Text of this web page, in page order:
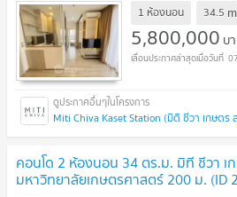
1 ห้องนอน 34.5 m
5,800,000 บ
Miti Chiva Kaset Station (มิติ ชีวา เกษตร
คอนโด 2 ห้องนอน 34 ตร.ม. มิที ชีวา เ
มหาวิทยาลัยเกษตรศาสตร์ 200 ม. (ID